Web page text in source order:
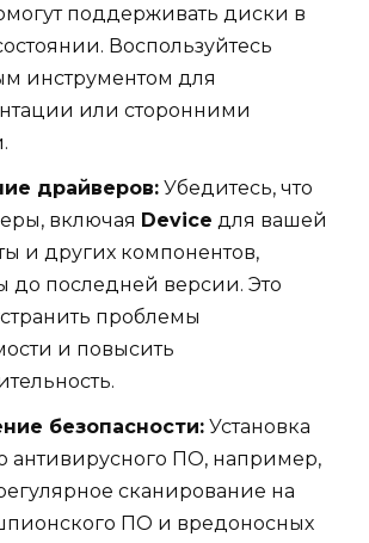
поддерживать диски в
Воспользуйтесь
инструментом для
или сторонними
драйверов: Убедитесь, что
включая Device для вашей
и других компонентов,
до последней версии. Это
проблемы
и повысить
безопасности: Установка
антивирусного ПО, например,
сканирование на
ПО и вредоносных